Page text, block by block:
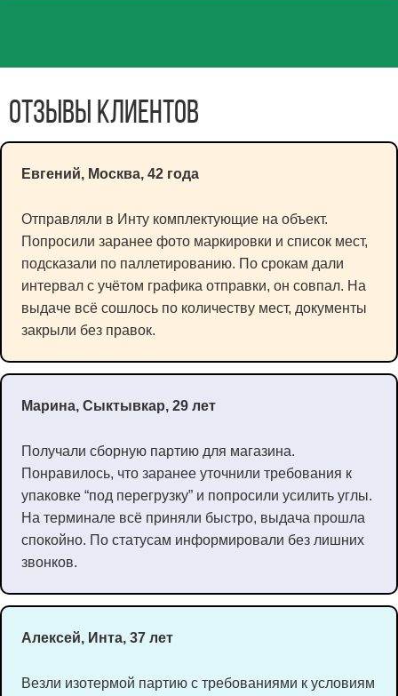
Отзывы клиентов
Евгений, Москва, 42 года
Отправляли в Инту комплектующие на объект.
Попросили заранее фото маркировки и список мест,
подсказали по паллетированию. По срокам дали
интервал с учётом графика отправки, он совпал. На
выдаче всё сошлось по количеству мест, документы
закрыли без правок.
Марина, Сыктывкар, 29 лет
Получали сборную партию для магазина.
Понравилось, что заранее уточнили требования к
упаковке “под перегрузку” и попросили усилить углы.
На терминале всё приняли быстро, выдача прошла
спокойно. По статусам информировали без лишних
звонков.
Алексей, Инта, 37 лет
Везли изотермой партию с требованиями к условиям